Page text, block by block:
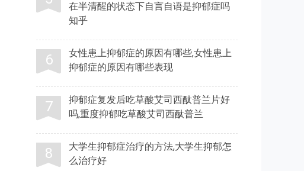
在半清醒的状态下自言自语是抑郁症吗
知乎
女性患上抑郁症的原因有哪些,女性患上
抑郁症的原因有哪些表现
抑郁症复发后吃草酸艾司西酞普兰片好
吗,重度抑郁吃草酸艾司西酞普兰
大学生抑郁症治疗的方法,大学生抑郁怎
么治疗好